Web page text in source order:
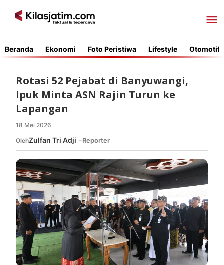
Beranda Ekonomi Foto Peristiwa Lifestyle Otomotif
Rotasi 52 Pejabat di Banyuwangi,
Ipuk Minta ASN Rajin Turun ke
Lapangan
18 Mei 2026
Kilasjatim
OlehZulfan Tri Adji Reporter